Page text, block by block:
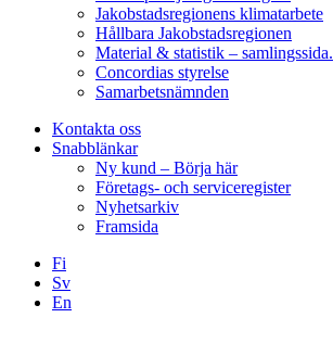
Jakobstadsregionens klimatarbete
Hållbara Jakobstadsregionen
Material & statistik – samlingssida.
Concordias styrelse
Samarbetsnämnden
Kontakta oss
Snabblänkar
Ny kund – Börja här
Företags- och serviceregister
Nyhetsarkiv
Framsida
Fi
Sv
En